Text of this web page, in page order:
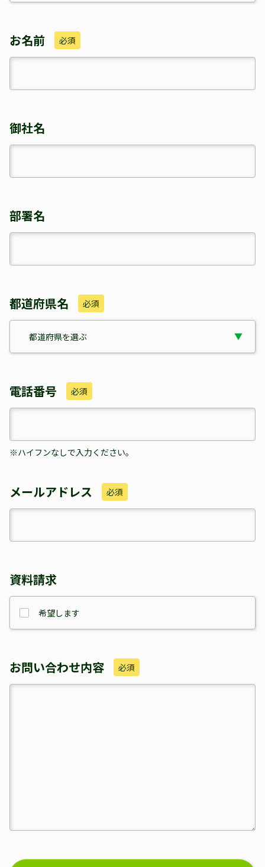
お名前 必須
御社名
部署名
都道府県名 必須
電話番号 必須
※ハイフンなしで入力ください。
メールアドレス 必須
資料請求
希望します
お問い合わせ内容 必須